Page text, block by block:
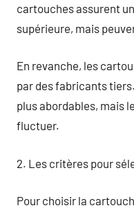
cartouches assurent
supérieure, mais
En revanche, les
par des fabricants
plus abordables, mais
fluctuer.
2. Les critères pour
Pour choisir la